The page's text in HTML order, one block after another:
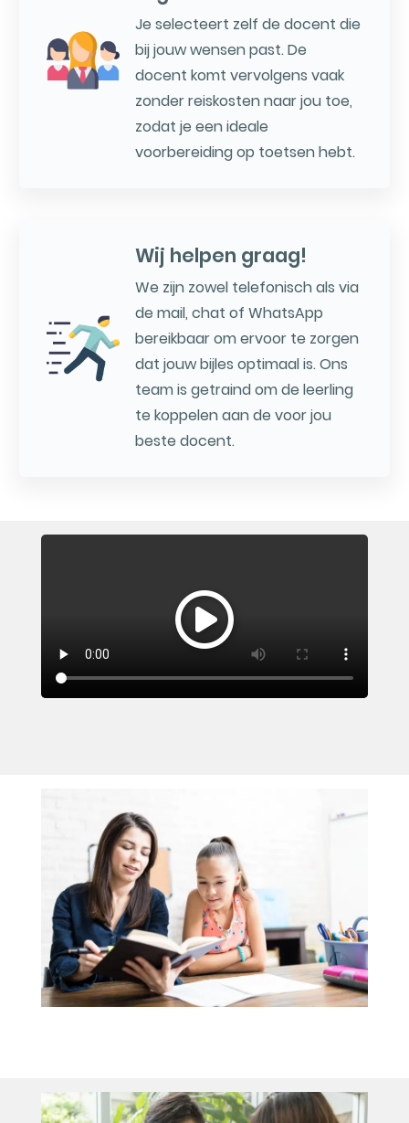
Je selecteert zelf de docent die
bij jouw wensen past. De
docent komt vervolgens vaak
zonder reiskosten naar jou toe,
zodat je een ideale
voorbereiding op toetsen hebt.
Wij helpen graag!
We zijn zowel telefonisch als via
de mail, chat of WhatsApp
bereikbaar om ervoor te zorgen
dat jouw bijles optimaal is. Ons
team is getraind om de leerling
te koppelen aan de voor jou
beste docent.